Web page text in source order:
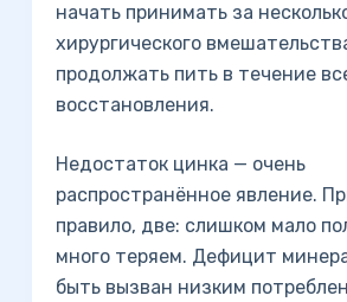
начать принимать за
хирургического
продолжать пить в течение
восстановления.
Недостаток цинка — очень
распространённое явление.
правило, две: слишком мало
много теряем. Дефицит
быть вызван низким